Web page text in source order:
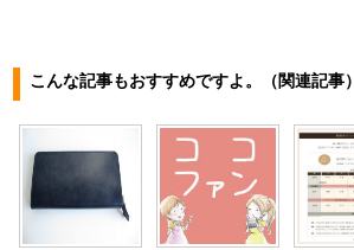
こんな記事もおすすめですよ。（関連記事）